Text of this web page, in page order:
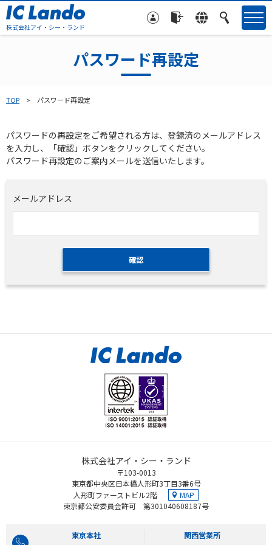
株式会社アイ・シー・ランド
パスワード再設定
TOP パスワード再設定
パスワードの再設定をご希望される方は、登録済のメールアドレス
を入力し、「確認」ボタンをクリックしてください。
パスワード再設定のご案内メールを送信いたします。
メールアドレス
確認
株式会社アイ・シー・ランド
〒103-0013
東京都中央区日本橋人形町3丁目3番6号
人形町ファーストビル2階
MAP
東京都公安委員会許可 第301040608187号
東京本社 関西営業所